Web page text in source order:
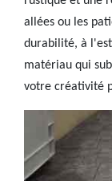
allées ou les
durabilité, à
matériau qui
votre créativité